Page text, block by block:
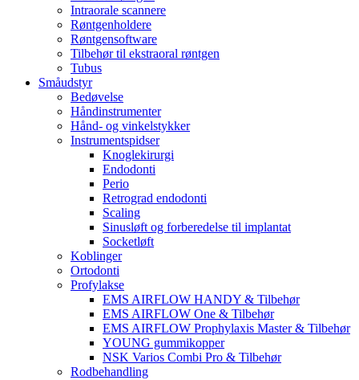
Intraorale scannere
Røntgenholdere
Røntgensoftware
Tilbehør til ekstraoral røntgen
Tubus
Småudstyr
Bedøvelse
Håndinstrumenter
Hånd- og vinkelstykker
Instrumentspidser
Knoglekirurgi
Endodonti
Perio
Retrograd endodonti
Scaling
Sinusløft og forberedelse til implantat
Socketløft
Koblinger
Ortodonti
Profylakse
EMS AIRFLOW HANDY & Tilbehør
EMS AIRFLOW One & Tilbehør
EMS AIRFLOW Prophylaxis Master & Tilbehør
YOUNG gummikopper
NSK Varios Combi Pro & Tilbehør
Rodbehandling